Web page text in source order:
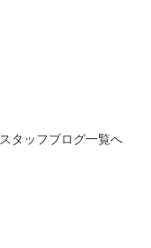
スタッフブログ一覧へ